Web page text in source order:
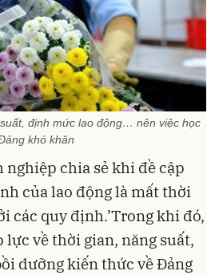
định mức lao động… nên việc học
khó khăn
nghiệp chia sẻ khi đề cập
của lao động là mất thời
các quy định.’Trong khi đó,
về thời gian, năng suất,
dưỡng kiến thức về Đảng